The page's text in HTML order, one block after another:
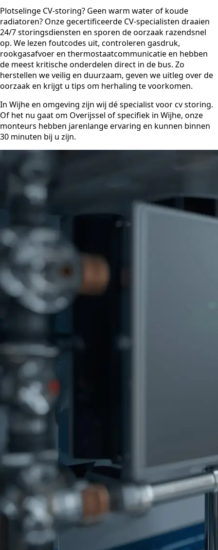
Plotselinge CV-storing? Geen warm water of koude
radiatoren? Onze gecertificeerde CV-specialisten draaien
24/7 storingsdiensten en sporen de oorzaak razendsnel
op. We lezen foutcodes uit, controleren gasdruk,
rookgasafvoer en thermostaatcommunicatie en hebben
de meest kritische onderdelen direct in de bus. Zo
herstellen we veilig en duurzaam, geven we uitleg over de
oorzaak en krijgt u tips om herhaling te voorkomen.
In Wijhe en omgeving zijn wij dé specialist voor cv storing.
Of het nu gaat om Overijssel of specifiek in Wijhe, onze
monteurs hebben jarenlange ervaring en kunnen binnen
30 minuten bij u zijn.